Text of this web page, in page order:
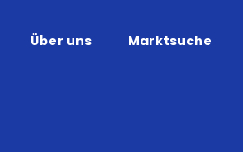
Über uns Marktsuche